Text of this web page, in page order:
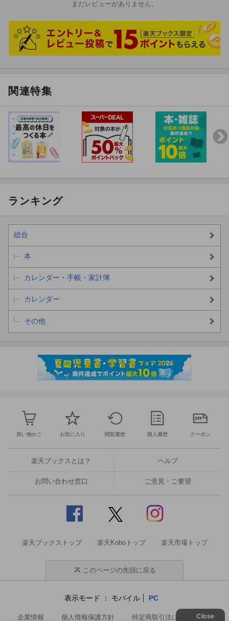
まだレビューがありません。
関連特集
ランキング
総合
本
カレンダー・手帳・家計簿
カレンダー
その他
買い物かご お気に入り 閲覧履歴 購入履歴 クーポン
楽天ブックスとは？ ヘルプ
お問い合わせ窓口 ご意見・ご要望
楽天ブックストップ 楽天Koboトップ 楽天市場トップ
このページの先頭に戻る
表示モード モバイル PC
企業情報 個人情報保護方針 特定商取引法に基づく表記